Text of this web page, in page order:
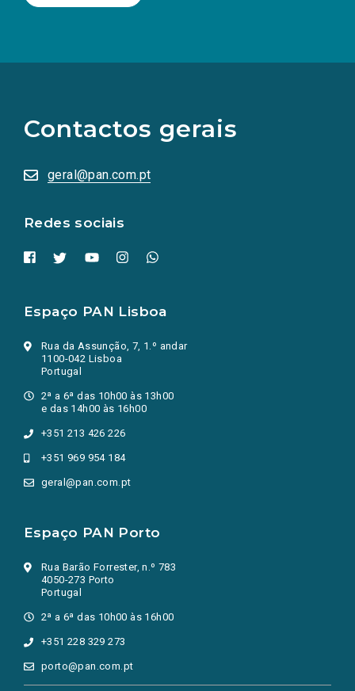
Contactos gerais
geral@pan.com.pt
Redes sociais
redes
sociais
numa
nova
Espaço PAN Lisboa
Rua da Assunção, 7, 1.º andar
1100-042 Lisboa
Portugal
2ª a 6ª das 10h00 às 13h00
e das 14h00 às 16h00
+351 213 426 226
+351 969 954 184
geral@pan.com.pt
Espaço PAN Porto
Rua Barão Forrester, n.º 783
4050-273 Porto
Portugal
2ª a 6ª das 10h00 às 16h00
+351 228 329 273
porto@pan.com.pt